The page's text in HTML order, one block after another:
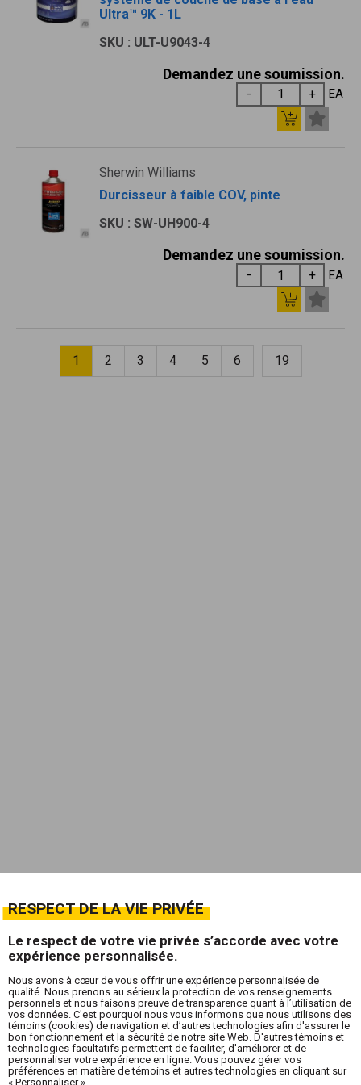
Ultra™ 9K - 1L
SKU : ULT-U9043-4
Demandez une soumission.
EA
Sherwin Williams
Durcisseur à faible COV, pinte
SKU : SW-UH900-4
Demandez une soumission.
EA
1 2 3 4 5 6 19
RESPECT DE LA VIE PRIVÉE
Le respect de votre vie privée s’accorde avec votre
expérience personnalisée.
Nous avons à cœur de vous offrir une expérience personnalisée de
qualité. Nous prenons au sérieux la protection de vos renseignements
personnels et nous faisons preuve de transparence quant à l’utilisation de
vos données. C'est pourquoi nous vous informons que nous utilisons des
témoins (cookies) de navigation et d’autres technologies afin d'assurer le
bon fonctionnement et la sécurité de notre site Web. D'autres témoins et
technologies facultatifs permettent de faciliter, d'améliorer et de
personnaliser votre expérience en ligne. Vous pouvez gérer vos
préférences en matière de témoins et autres technologies en cliquant sur
« Personnaliser ».